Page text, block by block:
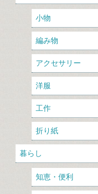
小物
編み物
アクセサリー
洋服
工作
折り紙
暮らし
知恵・便利